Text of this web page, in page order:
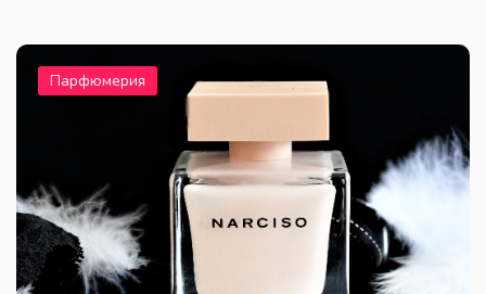
Парфюмерия